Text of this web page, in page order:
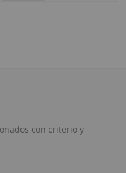
Deseos Añadir a la Lista
con criterio y